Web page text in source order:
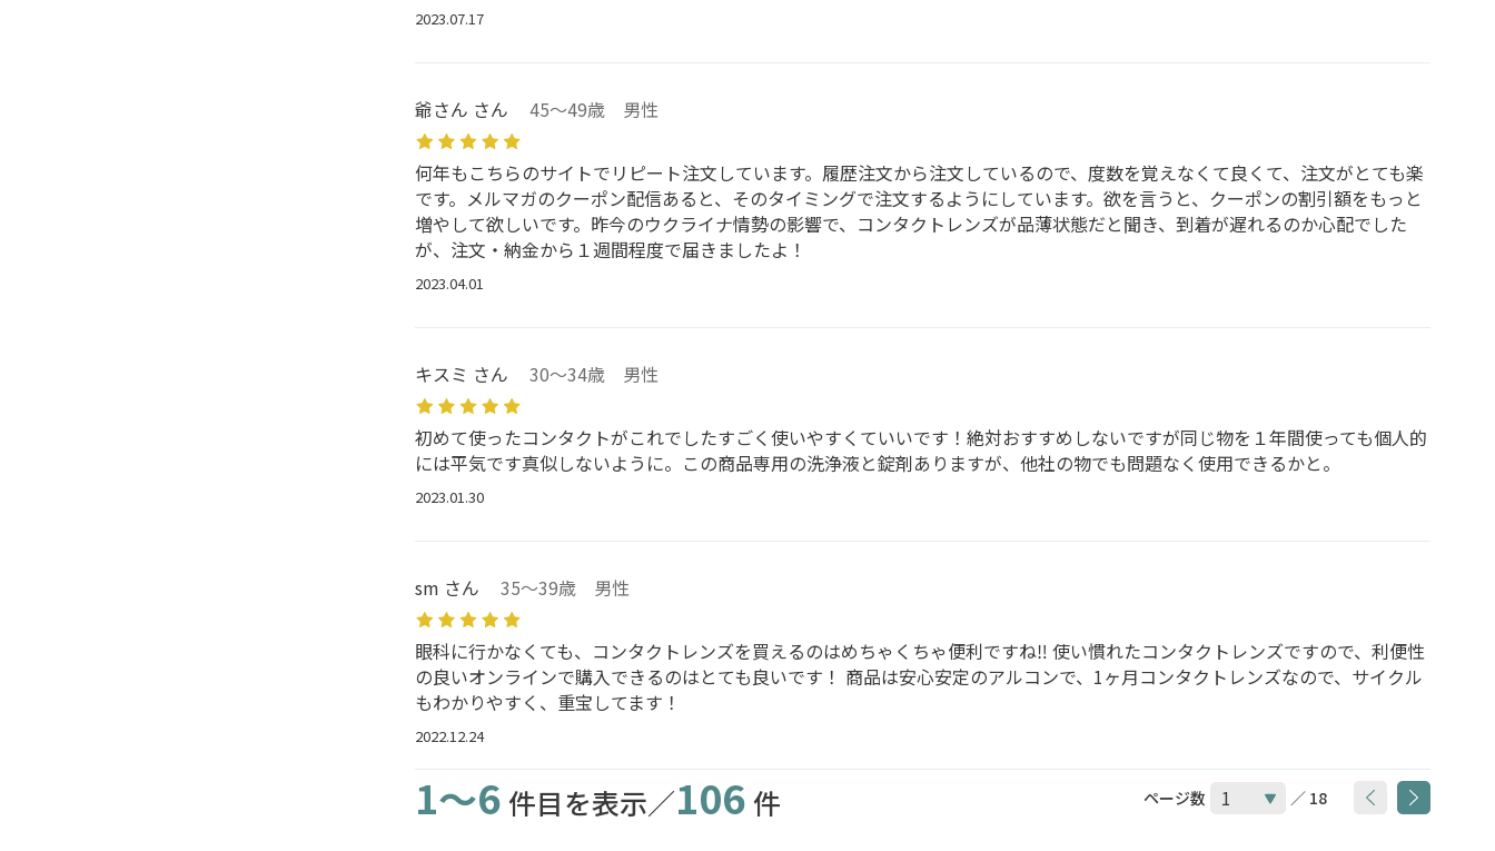
2023.07.17
爺さん さん 45～49歳 男性
何年もこちらのサイトでリピート注文しています。履歴注文から注文しているので、度数を覚えなくて良くて、注文がとても楽
です。メルマガのクーポン配信あると、そのタイミングで注文するようにしています。欲を言うと、クーポンの割引額をもっと
増やして欲しいです。昨今のウクライナ情勢の影響で、コンタクトレンズが品薄状態だと聞き、到着が遅れるのか心配でした
が、注文・納金から１週間程度で届きましたよ！
2023.04.01
キスミ さん 30～34歳 男性
初めて使ったコンタクトがこれでしたすごく使いやすくていいです！絶対おすすめしないですが同じ物を１年間使っても個人的
には平気です真似しないように。この商品専用の洗浄液と錠剤ありますが、他社の物でも問題なく使用できるかと。
2023.01.30
sm さん 35～39歳 男性
眼科に行かなくても、コンタクトレンズを買えるのはめちゃくちゃ便利ですね‼️ 使い慣れたコンタクトレンズですので、利便性
の良いオンラインで購入できるのはとても良いです！ 商品は安心安定のアルコンで、1ヶ月コンタクトレンズなので、サイクル
もわかりやすく、重宝してます！
2022.12.24
1～6 件目を表示／106 件 ページ数 ／ 18